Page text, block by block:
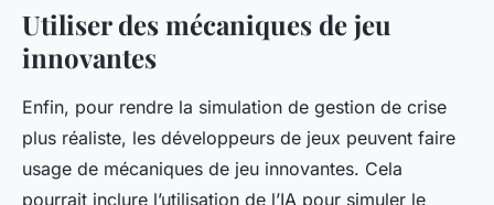
Utiliser des mécaniques de jeu
innovantes
Enfin, pour rendre la simulation de gestion de crise
plus réaliste, les développeurs de jeux peuvent faire
usage de mécaniques de jeu innovantes. Cela
pourrait inclure l’utilisation de l’IA pour simuler le